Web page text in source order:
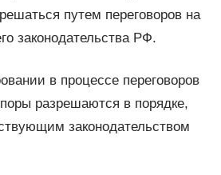
путем переговоров на
законодательства РФ.
в процессе переговоров
разрешаются в порядке,
законодательством